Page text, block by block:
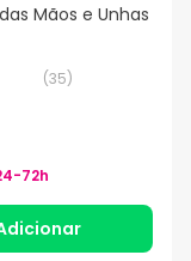
Mãos e Unhas
(35)
72h